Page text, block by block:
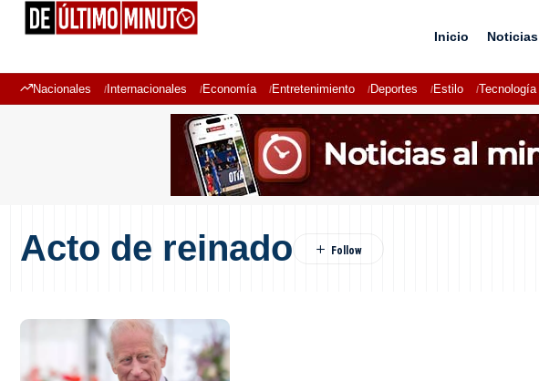
Inicio Noticias
Nacionales Internacionales Economía Entretenimiento Deportes Estilo Tecnología
Acto de reinado